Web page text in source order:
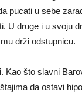
pucati u sebe
U druge i u svoju
drži odstupnicu.
Kao što slavni
da ostavi